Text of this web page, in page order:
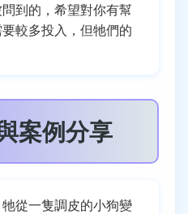
到的，希望對你有幫
較多投入，但牠們的
案例分享
從一隻調皮的小狗變